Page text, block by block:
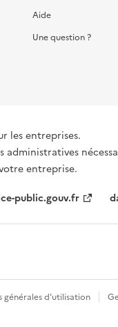
Aide
Une question ?
les entreprises.
entreprise.
public.gouv.fr
générales d'utilisation